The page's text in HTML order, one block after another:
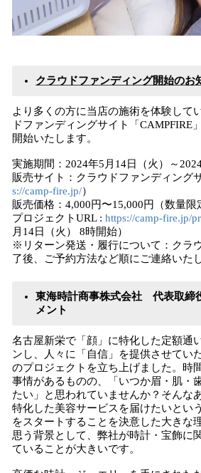
クラウドファンディング開始のお
より多くの方に当店の施術を体験して
ドファンディングサイト「CAMPFIRE
開始いたします。
実施期間：2024年5月14日（火）～
販売サイト：クラウドファンディング
s://camp-fire.jp/）
販売価格：4,000円〜15,000円（数量限
プロジェクトURL : https://camp-fire.jp/
月14日（火） 8時開始）
※リターン発送・履行について：クラ
了後、ご予約方法など順にご連絡いた
東海時計商事株式会社 代表取締
メント
名古屋新栄で「顔」に特化した定額通
ンし、人々に「自信」を提供させてい
のプロジェクトを立ち上げました。時
事情があるものの、「いつか眉・肌・
たい」と思われていませんか？そんな
特化した美容サービスを届けたいとい
をスタートすることを決意した大きな
思う背景として、弊社が時計・宝飾に
ていることが大きいです。